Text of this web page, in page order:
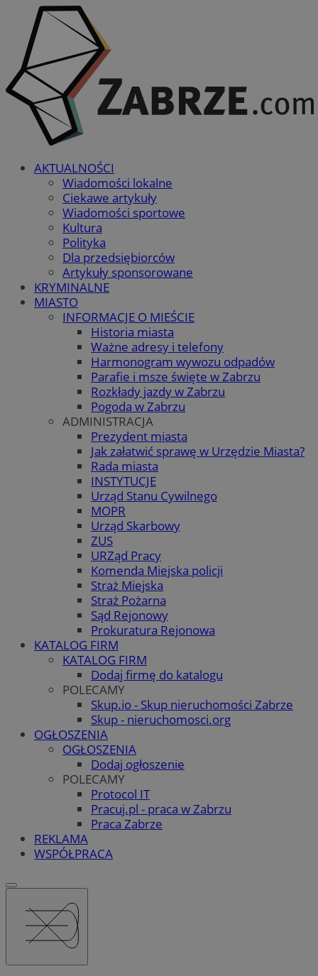
AKTUALNOŚCI
Wiadomości lokalne
Ciekawe artykuły
Wiadomości sportowe
Kultura
Polityka
Dla przedsiębiorców
Artykuły sponsorowane
KRYMINALNE
MIASTO
INFORMACJE O MIEŚCIE
Historia miasta
Ważne adresy i telefony
Harmonogram wywozu odpadów
Parafie i msze święte w Zabrzu
Rozkłady jazdy w Zabrzu
Pogoda w Zabrzu
ADMINISTRACJA
Prezydent miasta
Jak załatwić sprawę w Urzędzie Miasta?
Rada miasta
INSTYTUCJE
Urząd Stanu Cywilnego
MOPR
Urząd Skarbowy
ZUS
URZąd Pracy
Komenda Miejska policji
Straż Miejska
Straż Pożarna
Sąd Rejonowy
Prokuratura Rejonowa
KATALOG FIRM
KATALOG FIRM
Dodaj firmę do katalogu
POLECAMY
Skup.io - Skup nieruchomości Zabrze
Skup - nieruchomosci.org
OGŁOSZENIA
OGŁOSZENIA
Dodaj ogłoszenie
POLECAMY
Protocol IT
Pracuj.pl - praca w Zabrzu
Praca Zabrze
REKLAMA
WSPÓŁPRACA